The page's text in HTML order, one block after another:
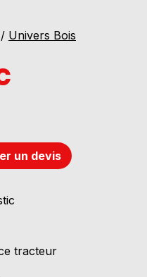
/ Univers Bois
un devis
tracteur